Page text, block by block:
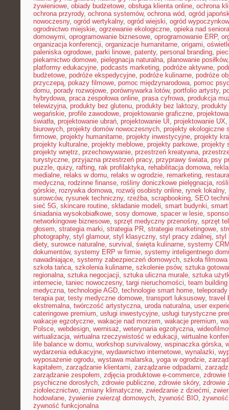
żywieniowe, obiady budżetowe, obsługa klienta online, ochrona
ochrona przyrody, ochrona systemów, ochrona wód, ogród
nowoczesny, ogród wertykalny, ogród wiejski, ogród
ogrodnictwo miejskie, ogrzewanie ekologiczne, opieka nad
domowymi, oprogramowanie biznesowe, oprogramowanie ERP,
organizacja konferencji, organizacje humanitarne, origami,
paleniska ogrodowe, parki linowe, patenty, personal branding,
piekarnictwo domowe, pielęgnacja naturalna, planowanie posiłków
platformy edukacyjne, podcasts marketing, podróże aktywne,
budżetowe, podróże ekspedycyjne, podróże kulinarne, podróże
przyczepą, pokazy filmowe, pomoc międzynarodowa, pomoc
domu, porady rozwojowe, porównywarka lotów, portfolio artysty,
hybrydowa, praca zespołowa online, prasa cyfrowa, produkcja
telewizyjna, produkty bez glutenu, produkty bez laktozy, produkty
wegańskie, profile zawodowe, projektowanie graficzne,
światła, projektowanie ubrań, projektowanie UI , projektowanie UX,
biurowych, projekty domów nowoczesnych, projekty ekologiczne
firmowe, projekty humanitarne, projekty inwestycyjne, projekty
projekty kulturalne, projekty meblowe, projekty parkowe, projekty
projekty wnętrz, przechowywanie, przestrzeń kreatywna,
turystyczne, przyjazna przestrzeń pracy, przyprawy świata, psy
puzzle, quizy, rafting, rak profilaktyka, rehabilitacja domowa,
medialne, relaks w domu, relaks w ogrodzie, remarketing,
medyczna, rodzinne finanse, rośliny doniczkowe pielęgnacja,
górskie, rozrywka domowa, rozwój osobisty online, rynek lokalny,
surowców, rysunek techniczny, rzeźba, scrapbooking, SEO
sieć 5G, skincare routine, składanie modeli, smart budynki,
śniadania wysokobiałkowe, sosy domowe, spacer w lesie,
networkingowe biznesowe, sprzęt medyczny przenośny, sprzęt
głosem, strategia marki, strategia PR, strategie marketingowe,
photography, styl glamour, styl klasyczny, styl pracy zdalnej, styl
diety, surowce naturalne, survival , święta kulinarne, systemy
dokumentów, systemy ERP w firmie, systemy inteligentnego
nawadniające, systemy zabezpieczeń domowych, szkoła
szkoła tańca, szkolenia kulinarne, szkolenie psów, sztuka
regionalna, sztuka negocjacji, sztuka uliczna murale, sztuka
internecie, taniec nowoczesny, targi nieruchomości, team
medyczna, technologie AGD, technologie smart home,
terapia par, testy medyczne domowe, transport luksusowy, travel
ekstremalna, twórczość artystyczna, uroda naturalna, user
cateringowe premium, usługi inwestycyjne, usługi turystyczne
wakacje egzotyczne, wakacje nad morzem, wakacje premium,
Polsce, webdesign, wernisaż, weterynaria egzotyczna,
wirtualizacja, wirtualna rzeczywistość w edukacji, wirtualne
life balance w domu, workshop survivalowy, wspinaczka górska,
wydarzenia edukacyjne, wydawnictwo internetowe, wynalazki,
wyposażenie ogrodu, wystawa malarska, yoga w ogrodzie,
kapitałem, zarządzanie klientami, zarządzanie odpadami,
zarządzanie zespołem, zdjęcia produktowe e-commerce, zdrowie
psychiczne dorosłych, zdrowie publiczne, zdrowie skóry, zdrowie
ziołolecznictwo, zmiany klimatyczne, zwiedzanie z dziećmi,
hodowlane, żywienie zwierząt domowych, żywność BIO,
żywność funkcjonalna